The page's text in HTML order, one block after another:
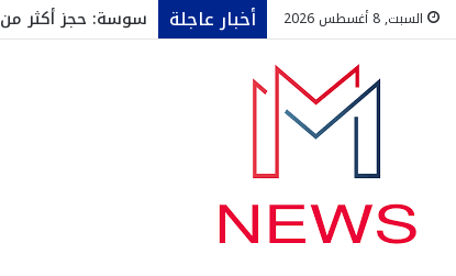
السبت, 8 أغسطس 2026 أخبار عاجلة سوسة: حجز أكثر من 73 ألف قارورة ماء معدني داخل مخزن عشوائي